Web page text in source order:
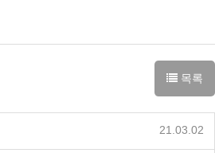
목록
21.03.02